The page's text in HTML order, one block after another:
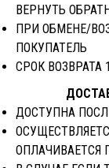
ВЕРНУТЬ
ПРИ ОБМЕНЕ/
ПОКУПАТЕЛЬ
СРОК ВОЗВРАТА
ДОСТУПНА
ОПЛАЧИВАЕТСЯ